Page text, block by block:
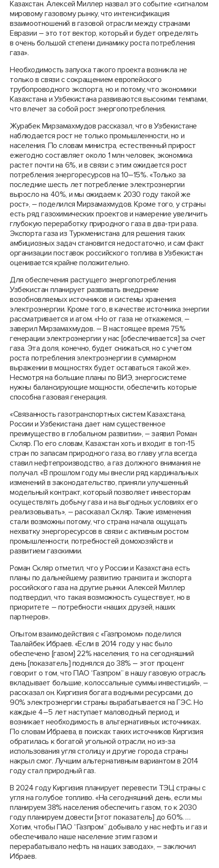
Казахстан. Алексей Миллер назвал это событие «сигналом
мировому газовому рынку, что интенсификация
взаимоотношений в газовой отрасли между странами
Евразии – это тот вектор, который и будет определять
в очень большой степени динамику роста потребления
газа».
Необходимость запуска такого проекта возникла не
только в связи с сокращением европейского
трубопроводного экспорта, но и потому, что экономики
Казахстана и Узбекистана развиваются высокими темпами,
что влечет за собой рост энергопотребления.
Журабек Мирзамахмудов рассказал, что в Узбекистане
наблюдается рост не только промышленности, но и
населения. По словам министра, естественный прирост
ежегодно составляет около 1 млн человек, экономика
растет почти на 6%, и в связи с этим ожидается рост
потребления энергоресурсов на 10–15%. «Только за
последние шесть лет потребление электроэнергии
выросло на 40%, и мы ожидаем к 2030 году такой же
рост», – поделился Мирзамахмудов. Кроме того, у страны
есть ряд газохимических проектов и намерение увеличить
глубокую переработку природного газа в два-три раза.
Экспорта газа из Туркменистана для решения таких
амбициозных задач становится недостаточно, и сам факт
организации поставок российского топлива в Узбекистан
оценивается крайне положительно.
Для обеспечения растущего энергопотребления
Узбекистан планирует развивать внедрение
возобновляемых источников и системы хранения
электроэнергии. Кроме того, в качестве источника энергии
рассматривается и атом. «Но от газа не откажемся, –
заверил Мирзамахмудов. – В настоящее время 75%
генерации электроэнергии у нас [обеспечивается] за счет
газа. Эта доля, конечно, будет снижаться, но с учетом
роста потребления электроэнергии в суммарном
выражении в мощностях будет оставаться такой же».
Несмотря на большие планы по ВИЭ, энергосистеме
нужны балансирующие мощности, обеспечить которые
способна газовая генерация.
«Связанность газотранспортных систем Казахстана,
России и Узбекистана дает нам существенное
преимущество в глобальном развитии», – заявил Роман
Скляр. По его словам, Казахстан хоть и входит в топ-15
стран по запасам природного газа, во главу угла всегда
ставил нефтепроизводство, а газ должного внимания не
получал. «В прошлом году мы внесли ряд кардинальных
изменений в законодательство, приняли улучшенный
модельный контракт, который позволяет инвесторам
осуществлять добычу газа и на выгодных условиях его
реализовывать», – рассказал Скляр. Такие изменения
стали возможны потому, что страна начала ощущать
нехватку энергоресурсов в связи с активным ростом
промышленности, потребностей домохозяйств и
развитием газохимии.
Роман Скляр отметил, что у России и Казахстана есть
планы по дальнейшему развитию транзита и экспорта
российского газа на другие рынки. Алексей Миллер
подтвердил, что такая возможность существует, но в
приоритете – потребности «наших друзей, наших
партнеров».
Опытом взаимодействия с «Газпромом» поделился
Таалайбек Ибраев. «Если в 2014 году у нас было
обеспечено [газом] 22% населения, то на сегодняшний
день [показатель] поднялся до 38% – этот процент
говорит о том, что ПАО “Газпром” в нашу газовую отрасль
вкладывает большие, колоссальные суммы инвестиций», –
рассказал он. Киргизия богата водными ресурсами, до
90% электроэнергии страны вырабатывается на ГЭС. Но
каждые 4–5 лет наступает маловодный период, и
возникает необходимость в альтернативных источниках.
По словам Ибраева, в поисках таких источников Киргизия
обратилась к богатой угольной отрасли, но из-за
использования угля столицу и другие города страны
накрыл смог. Лучшим альтернативным вариантом в 2014
году стал природный газ.
В 2024 году Киргизия планирует перевести ТЭЦ страны с
угля на голубое топливо. «На сегодняшний день, если мы
планируем 38% населения обеспечить газом, то к 2030
году планируем довести [этот показатель] до 60%. …
Хотим, чтобы ПАО “Газпром” добывало у нас нефть и газ и
обеспечивало наше население этим газом и
перерабатывало нефть на наших заводах», – заключил
Ибраев.